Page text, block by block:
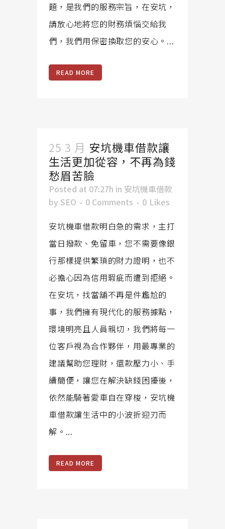
題，是我們的服務宗旨，在安坑，
請放心地將您的財務煩惱交給我
們，我們用保密換取您的安心。...
READ MORE
25 3 月 安坑機車借款讓
生活更加從容，不再為錢
愁眉苦臉
Posted at 07:27h in 安坑機車借款
by SEO 0 Comments 0 Likes
安坑機車借款明白急的需求，主打
當日撥款、免留車，您不需要像銀
行那樣提供繁瑣的財力證明，也不
必擔心因為信用瑕疵而遭到拒絕。
在安坑，找當舖不再是件尷尬的
事，我們擁有現代化的服務據點，
環境明亮且人員親切，我們將每一
位客戶視為合作夥伴，用最專業的
建議幫助您理財，還款壓力小、手
續簡便，讓您在解決缺錢困擾後，
依然能騎著愛車自在穿梭，安坑機
車借款讓生活中的小波折迎刃而
解。...
READ MORE